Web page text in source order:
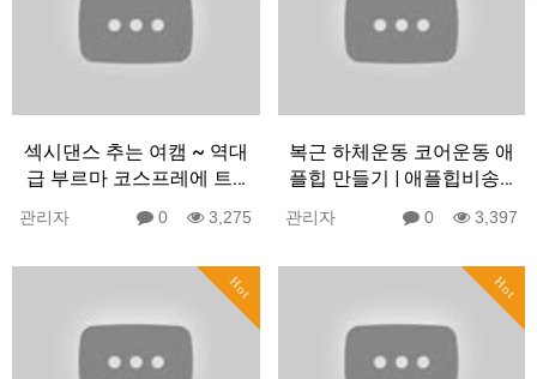
섹시댄스 추는 여캠 ~ 역대
급 부르마 코스프레에 트…
관리자 0 3,275
복근 하체운동 코어운동 애
플힙 만들기 | 애플힙비송…
관리자 0 3,397
Hot Hot